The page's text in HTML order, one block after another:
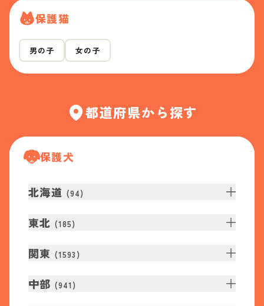
保護猫
男の子 女の子
都道府県から探す
保護犬
北海道 (94)
東北 (185)
関東 (1593 )
中部 (941 )